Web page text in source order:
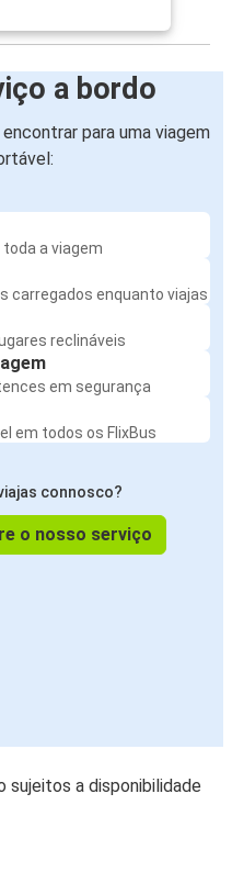
a bordo
para uma viagem
a viagem
carregados enquanto viajas
reclináveis
em segurança
em todos os FlixBus
connosco?
o nosso serviço
sujeitos a disponibilidade